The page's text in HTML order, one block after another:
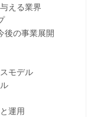
える業界
の事業展開
モデル
運用